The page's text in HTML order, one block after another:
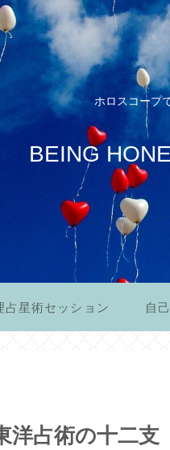
ホロスコープ
BEING
占星術セッション 自
洋占術の十二支